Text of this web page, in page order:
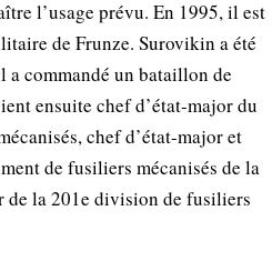
l’usage prévu. En 1995, il est
de Frunze. Surovikin a été
a commandé un bataillon de
ensuite chef d’état-major du
chef d’état-major et
de fusiliers mécanisés de la
de la 201e division de fusiliers